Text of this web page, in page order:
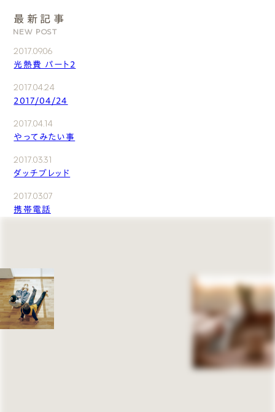
最新記事
NEW POST
2017.09.06
光熱費 パート2
2017.04.24
2017/04/24
2017.04.14
やってみたい事
2017.03.31
ダッチブレッド
2017.03.07
携帯電話